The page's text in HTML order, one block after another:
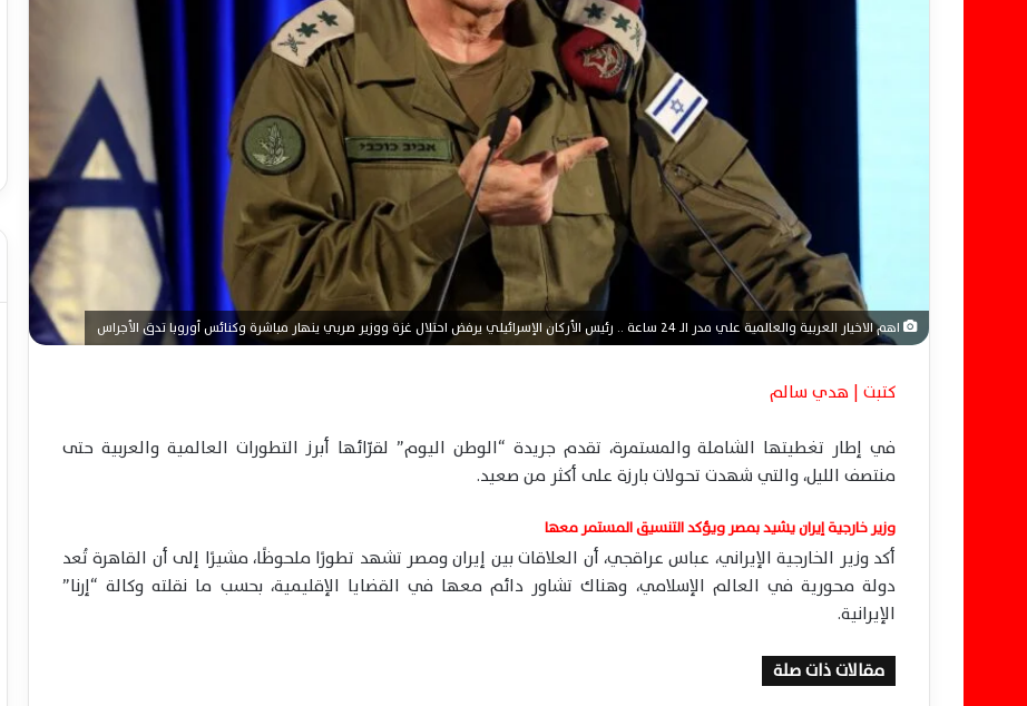
اهم الاخيار العربية والعالمية علي مدر الـ 24 ساعة .. رئيس الأركان الإسرائيلي يرفض احتلال غزة ووزير صربي ينهار مباشرة وكنائس أوروبا تدق الأجراس
كتبت | هدي سالم
في إطار تغطيتها الشاملة والمستمرة، تقدم جريدة “الوطن اليوم” لقرّائها أبرز التطورات العالمية والعربية حتى
منتصف الليل، والتي شهدت تحولات بارزة على أكثر من صعيد.
وزير خارجية إيران يشيد بمصر ويؤكد التنسيق المستمر معها
أكد وزير الخارجية الإيراني، عباس عراقجي، أن العلاقات بين إيران ومصر تشهد تطورًا ملحوظًا، مشيرًا إلى أن القاهرة تُعد
دولة محورية في العالم الإسلامي، وهناك تشاور دائم معها في القضايا الإقليمية، بحسب ما نقلته وكالة “إرنا”
الإيرانية.
مقالات ذات صلة